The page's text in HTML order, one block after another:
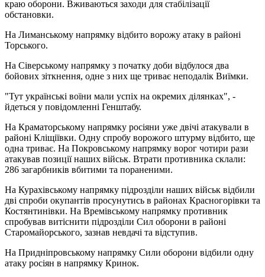
краю оборони. Вживаються заходи для стабілізації
обстановки.
На Лиманському напрямку відбито ворожу атаку в районі
Торського.
На Сіверському напрямку з початку доби відбулося два
бойових зіткнення, одне з них ще триває неподалік Виїмки.
"Тут українські воїни мали успіх на окремих ділянках", -
йдеться у повідомленні Генштабу.
На Краматорському напрямку росіяни уже двічі атакували в
районі Кліщіївки. Одну спробу ворожого штурму відбито, ще
одна триває. На Покровському напрямку ворог чотири рази
атакував позиції наших військ. Втрати противника склали:
286 загарбників вбитими та пораненими.
На Курахівському напрямку підрозділи наших військ відбили
дві спроби окупантів просунутись в районах Красногорівки та
Костянтинівки. На Времівському напрямку противник
спробував витіснити підрозділи Сил оборони в районі
Старомайорського, зазнав невдачі та відступив.
На Придніпровському напрямку Сили оборони відбили одну
атаку росіян в напрямку Кринок.